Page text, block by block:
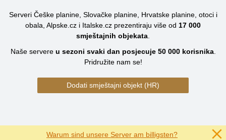
Serveri Češke planine, Slovačke planine, Hrvatske planine, otoci i
obala, Alpske.cz i Italske.cz prezentiraju više od 17 000
smještajnih objekata
Naše servere u sezoni svaki dan posjecuje 50 000korisnika.
Pridružite nam se!
Dodati smještajni objekt (HR)
Warum sind unsere Server am billigsten?